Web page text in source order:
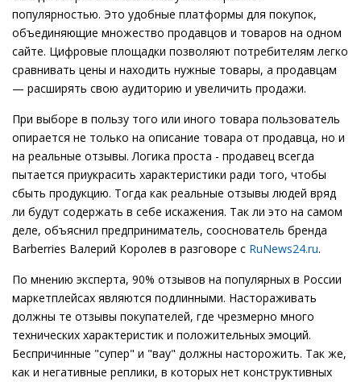
популярностью. Это удобные платформы для покупок,
объединяющие множество продавцов и товаров на одном
сайте. Цифровые площадки позволяют потребителям легко
сравнивать цены и находить нужные товары, а продавцам
— расширять свою аудиторию и увеличить продажи.
При выборе в пользу того или иного товара пользователь
опирается не только на описание товара от продавца, но и
на реальные отзывы. Логика проста - продавец всегда
пытается приукрасить характеристики ради того, чтобы
сбыть продукцию. Тогда как реальные отзывы людей вряд
ли будут содержать в себе искажения. Так ли это на самом
деле, объяснил предприниматель, сооснователь бренда
Barberries Валерий Королев в разговоре с RuNews24.ru.
По мнению эксперта, 90% отзывов на популярных в России
маркетплейсах являются подлинными. Настораживать
должны те отзывы покупателей, где чрезмерно много
технических характеристик и положительных эмоций.
Беспричинные "супер" и "вау" должны насторожить. Так же,
как и негативные реплики, в которых нет конструктивных